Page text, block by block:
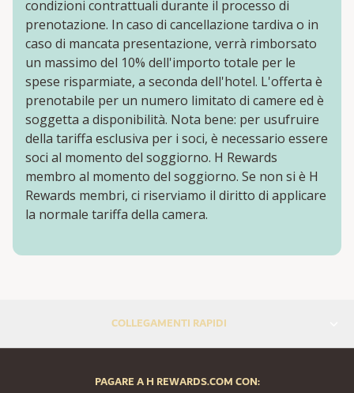
condizioni contrattuali durante il processo di
prenotazione. In caso di cancellazione tardiva o in
caso di mancata presentazione, verrà rimborsato
un massimo del 10% dell'importo totale per le
spese risparmiate, a seconda dell'hotel. L'offerta è
prenotabile per un numero limitato di camere ed è
soggetta a disponibilità. Nota bene: per usufruire
della tariffa esclusiva per i soci, è necessario essere
soci al momento del soggiorno. H Rewards
membro al momento del soggiorno. Se non si è H
Rewards membri, ci riserviamo il diritto di applicare
la normale tariffa della camera.
COLLEGAMENTI RAPIDI
PAGARE A H REWARDS.COM CON: